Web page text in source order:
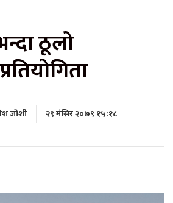
ठूलो
जोशी २९ मंसिर २०७९ १५:१८